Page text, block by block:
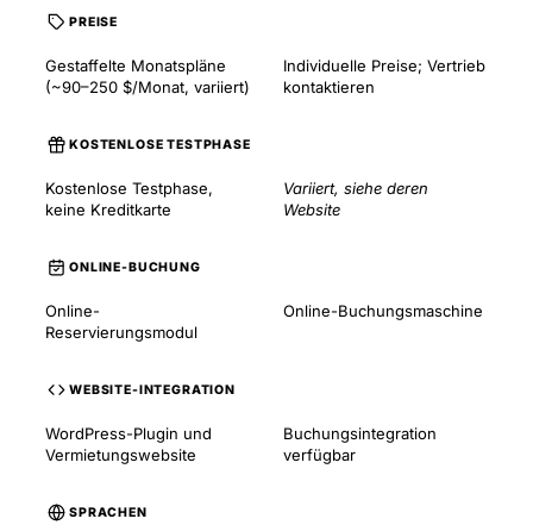
PREISE
Gestaffelte Monatspläne
(~90–250 $/Monat, variiert)
Individuelle Preise; Vertrieb
kontaktieren
KOSTENLOSE TESTPHASE
Kostenlose Testphase,
keine Kreditkarte
Variiert, siehe deren
Website
ONLINE-BUCHUNG
Online-
Reservierungsmodul
Online-Buchungsmaschine
WEBSITE-INTEGRATION
WordPress-Plugin und
Vermietungswebsite
Buchungsintegration
verfügbar
SPRACHEN